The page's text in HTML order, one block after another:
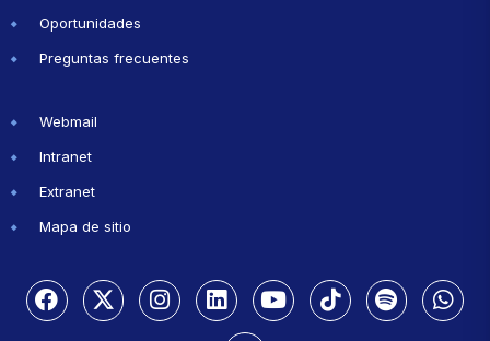
Oportunidades
Preguntas frecuentes
Webmail
Intranet
Extranet
Mapa de sitio